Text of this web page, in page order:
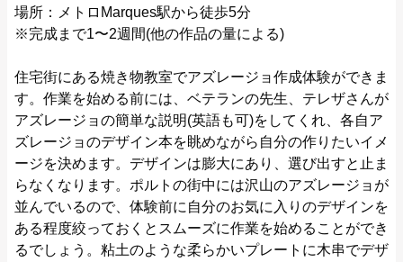
場所：メトロMarques駅から徒歩5分
※完成まで1〜2週間(他の作品の量による)
住宅街にある焼き物教室でアズレージョ作成体験ができま
す。作業を始める前には、ベテランの先生、テレザさんが
アズレージョの簡単な説明(英語も可)をしてくれ、各自ア
ズレージョのデザイン本を眺めながら自分の作りたいイメ
ージを決めます。デザインは膨大にあり、選び出すと止ま
らなくなります。ポルトの街中には沢山のアズレージョが
並んでいるので、体験前に自分のお気に入りのデザインを
ある程度絞っておくとスムーズに作業を始めることができ
るでしょう。粘土のような柔らかいプレートに木串でデザ